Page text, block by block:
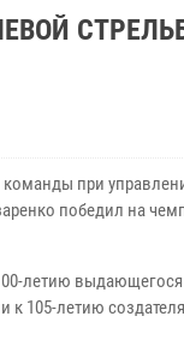
при
победил на
летию выдающегося
к 105-летию